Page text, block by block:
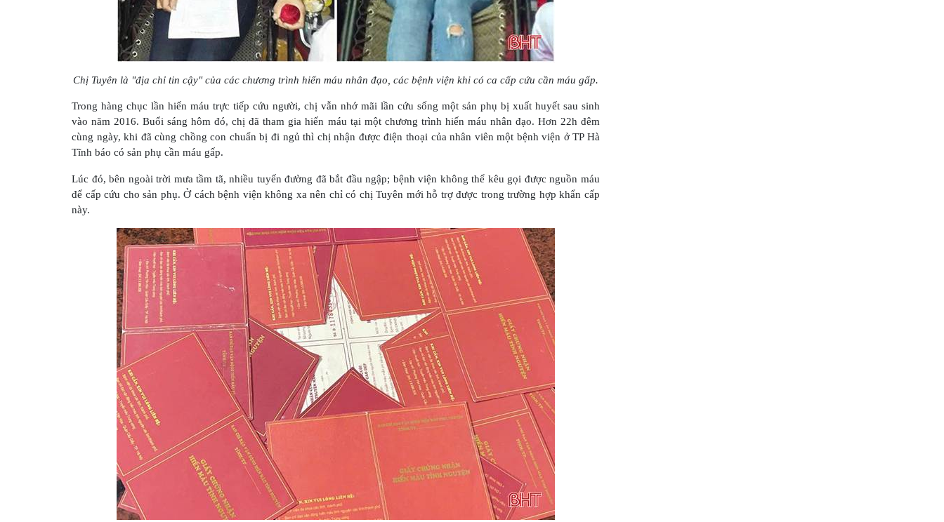
Chị Tuyên là "địa chỉ tin cậy" của các chương trình hiến máu nhân đạo, các bệnh viện khi có ca cấp cứu cần máu gấp.
Trong hàng chục lần hiến máu trực tiếp cứu người, chị vẫn nhớ mãi lần cứu sống một sản phụ bị xuất huyết sau sinh
vào năm 2016. Buổi sáng hôm đó, chị đã tham gia hiến máu tại một chương trình hiến máu nhân đạo. Hơn 22h đêm
cùng ngày, khi đã cùng chồng con chuẩn bị đi ngủ thì chị nhận được điện thoại của nhân viên một bệnh viện ở TP Hà
Tĩnh báo có sản phụ cần máu gấp.
Lúc đó, bên ngoài trời mưa tầm tã, nhiều tuyến đường đã bắt đầu ngập; bệnh viện không thể kêu gọi được nguồn máu
để cấp cứu cho sản phụ. Ở cách bệnh viện không xa nên chỉ có chị Tuyên mới hỗ trợ được trong trường hợp khẩn cấp
này.